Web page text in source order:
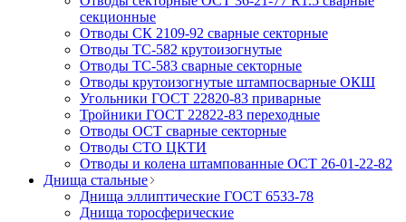
секционные
Отводы СК 2109-92 сварные секторные
Отводы ТС-582 крутоизогнутые
Отводы ТС-583 сварные секторные
Отводы крутоизогнутые штампосварные ОКШ
Угольники ГОСТ 22820-83 приварные
Тройники ГОСТ 22822-83 переходные
Отводы ОСТ сварные секторные
Отводы СТО ЦКТИ
Отводы и колена штампованные ОСТ 26-01-22-82
Днища стальные
Днища эллиптические ГОСТ 6533-78
Днища торосферические